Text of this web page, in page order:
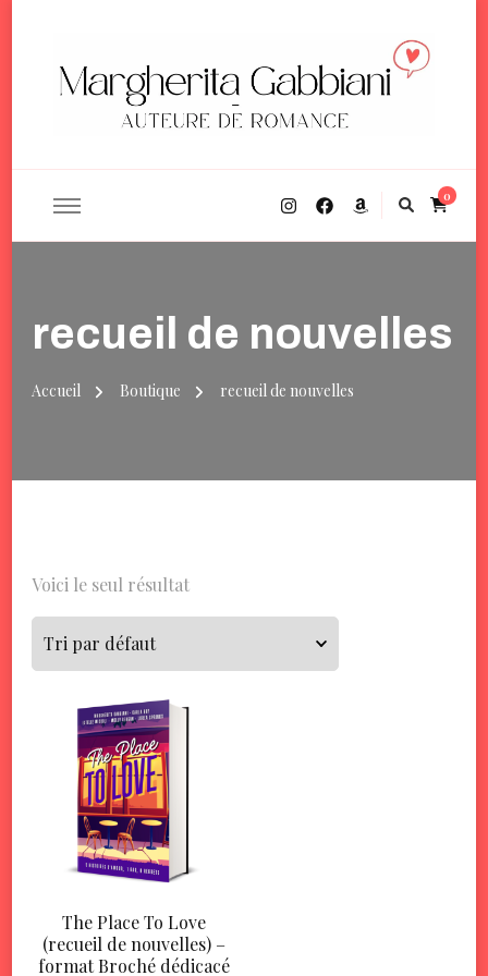
Margherita Gabbiani
0
recueil de nouvelles
Accueil Boutique recueil de nouvelles
Voici le seul résultat
The Place To Love
(recueil de nouvelles) –
format Broché dédicacé